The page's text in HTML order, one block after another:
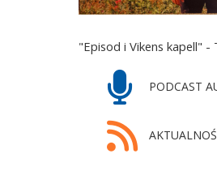
"Episod i Vikens kapell" -
PODCAST